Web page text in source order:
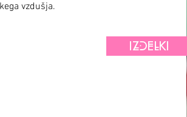
vzdušja.
IZDELKI